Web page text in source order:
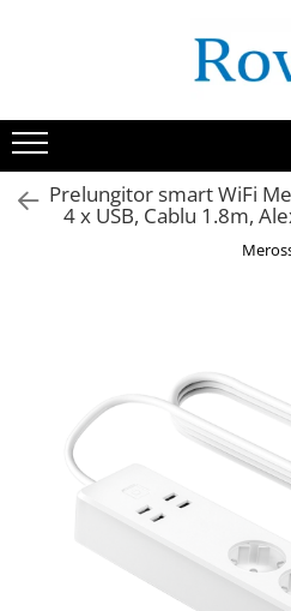
Prelungitor smart WiFi
4 x USB, Cablu 1.8m,